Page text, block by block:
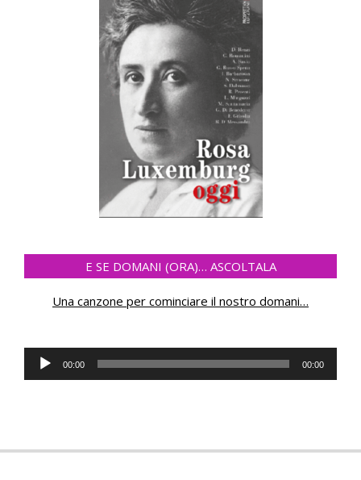
E SE DOMANI (ORA)… ASCOLTALA
Una canzone per cominciare il nostro domani…
Audio
Player
00:00 00:00